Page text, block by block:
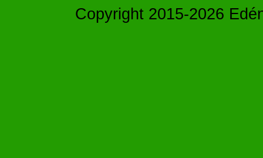
Copyright 2015-2026